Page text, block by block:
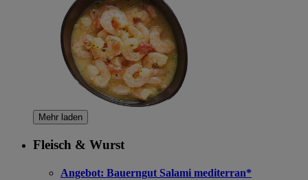
Mehr laden
Fleisch & Wurst
Angebot: Bauerngut Salami mediterran*